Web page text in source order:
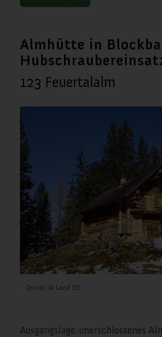
Almhütte in
123 Feuertalalm
Quelle: © Land OÖ
Ausgangslage: unerschlossenes